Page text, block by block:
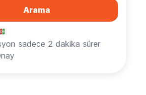
Arama
sadece 2 dakika sürer